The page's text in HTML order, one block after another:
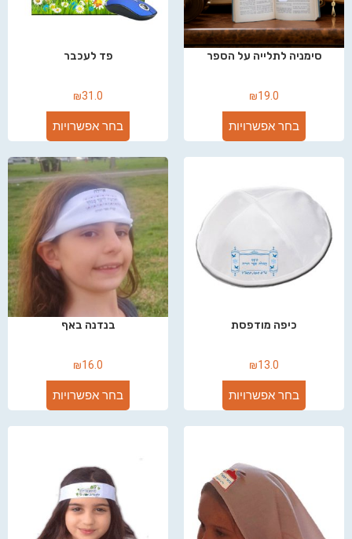
סימניה לתלייה על הספר
₪19.0
בחר אפשרויות
פד לעכבר
₪31.0
בחר אפשרויות
כיפה מודפסת
₪13.0
בחר אפשרויות
בנדנה באף
₪16.0
בחר אפשרויות